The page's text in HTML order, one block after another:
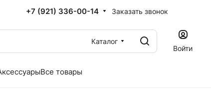
+7 (921) 336-00-14 Заказать звонок
Каталог
Войти
Все товары